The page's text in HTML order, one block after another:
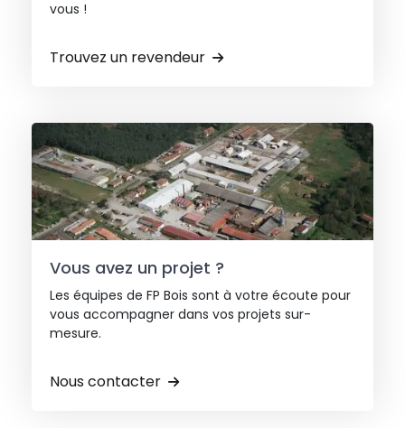
vous !
Trouvez un revendeur
Vous avez un projet ?
Les équipes de FP Bois sont à votre écoute pour
vous accompagner dans vos projets sur-
mesure.
Nous contacter